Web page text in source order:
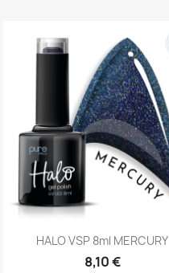
Aperçu rapide
HALO VSP 8ml MERCURY
8,10 €